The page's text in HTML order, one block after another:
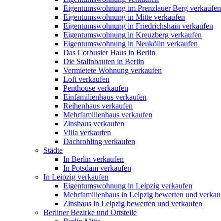
Eigentumswohnung im Prenzlauer Berg verkaufen
Eigentumswohnung in Mitte verkaufen
Eigentumswohnung in Friedrichshain verkaufen
Eigentumswohnung in Kreuzberg verkaufen
Eigentumswohnung in Neukölln verkaufen
Das Corbusier Haus in Berlin
Die Stalinbauten in Berlin
Vermietete Wohnung verkaufen
Loft verkaufen
Penthouse verkaufen
Einfamilienhaus verkaufen
Reihenhaus verkaufen
Mehrfamilienhaus verkaufen
Zinshaus verkaufen
Villa verkaufen
Dachrohling verkaufen
Städte
In Berlin verkaufen
In Potsdam verkaufen
In Leipzig verkaufen
Eigentumswohnung in Leipzig verkaufen
Mehrfamilienhaus in Leipzig bewerten und
Zinshaus in Leipzig bewerten und verkaufen
Berliner Bezirke und Ortsteile